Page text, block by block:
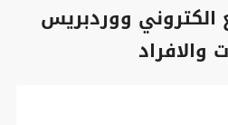
ووردبريس